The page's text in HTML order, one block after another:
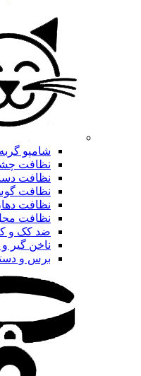
شامپو گربه
نظافت
نظافت
نظافت
نظافت
نظافت
ضد کک و
ناخن گیر و
برس و